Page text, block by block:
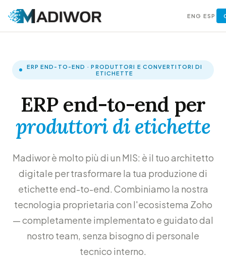
ENG ESP
ERP END-TO-END · PRODUTTORI E CONVERTITORI DI
ETICHETTE
ERP end-to-end per
produttori di etichette
Madiwor è molto più di un MIS: è il tuo architetto
digitale per trasformare la tua produzione di
etichette end-to-end. Combiniamo la nostra
tecnologia proprietaria con l'ecosistema Zoho
— completamente implementato e guidato dal
nostro team, senza bisogno di personale
tecnico interno.